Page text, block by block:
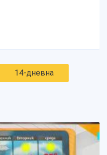
14-дневна